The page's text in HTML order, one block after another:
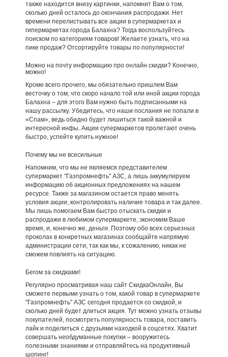
также находится внизу картинки, напомнит Вам о том,
сколько дней осталось до окончания распродажи. Нет
времени перелистывать все акции в супермаркетах и
гипермаркетах города Балахна? Тогда воспользуйтесь
поиском по категориям товаров! Желаете узнать, что на
пике продаж? Отсортируйте товары по популярности!
Можно на почту информацию про онлайн скидки? Конечно,
можно!
Кроме всего прочего, мы обязательно пришлем Вам
весточку о том, что скоро начало той или иной акции города
Балахна – для этого Вам нужно быть подписанными на
нашу рассылку. Убедитесь, что наши послания не попали в
«Спам», ведь обидно будет лишиться такой важной и
интересной инфы. Акции супермаркетов пролетают очень
быстро, успейте купить нужное!
Почему мы не всесильные
Напомним, что мы не являемся представителем
супермаркет "Газпромнефть" АЗС, а лишь аккумулируем
информацию об акционных предложениях на нашем
ресурсе. Также за магазином остается право менять
условия акции, контролировать наличие товара и так далее.
Мы лишь помогаем Вам быстро отыскать скидки и
распродажи в любимом супермаркете, экономим Ваше
время, и, конечно же, деньги. Поэтому обо всех серьезных
проколах в конкретных магазинах сообщайте напрямую
администрации сети, так как мы, к сожалению, никак не
сможем повлиять на ситуацию.
Бегом за скидками!
Регулярно просматривая наш сайт СкидкаОнлайн, Вы
сможете первыми узнать о том, какой товар в супермаркете
"Газпромнефть" АЗС сегодня продается со скидкой, и
сколько дней будет длиться акция. Тут можно узнать отзывы
покупателей, посмотреть популярность товара, поставить
лайк и поделиться с друзьями находкой в соцсетях. Хватит
совершать необдуманные покупки – вооружитесь
полезными знаниями и отправляйтесь на продуктивный
шопинг!